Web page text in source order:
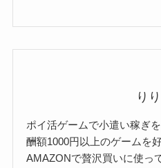
り
ポイ活ゲームで小遣い稼ぎ
酬額1000円以上のゲームを
AMAZONで贅沢買いに使っ